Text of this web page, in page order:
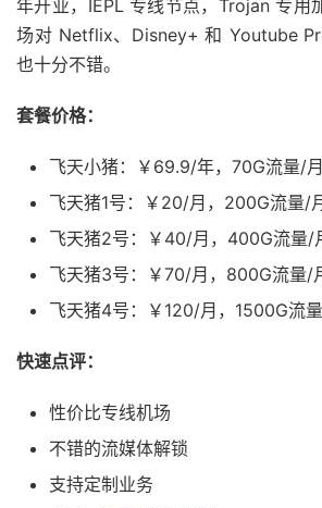
年开业，IEPL 专线节点，Trojan 专用
场对 Netflix、Disney+ 和 Youtube
也十分不错。
套餐价格：
飞天小猪：￥69.9/年，70G流量/月
飞天猪1号：￥20/月，200G流量/月
飞天猪2号：￥40/月，400G流量/
飞天猪3号：￥70/月，800G流量/
飞天猪4号：￥120/月，1500G流量
快速点评：
性价比专线机场
不错的流媒体解锁
支持定制业务